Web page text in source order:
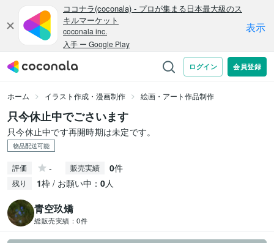
ホーム イラスト作成・漫画制作 絵画・アート作品制作
只今休止中でごさいます
只今休止中です再開時期は未定です。
物品配送可能
評価 - 販売実績 0件
残り 1枠 / お願い中： 0人
青空玖矯
総販売実績： 0件